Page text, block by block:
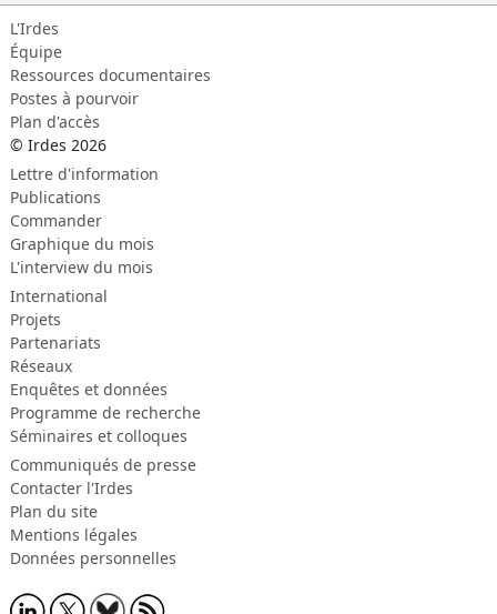
L'Irdes
Équipe
Ressources documentaires
Postes à pourvoir
Plan d'accès
© Irdes 2026
Lettre d'information
Publications
Commander
Graphique du mois
L'interview du mois
International
Projets
Partenariats
Réseaux
Enquêtes et données
Programme de recherche
Séminaires et colloques
Communiqués de presse
Contacter l'Irdes
Plan du site
Mentions légales
Données personnelles